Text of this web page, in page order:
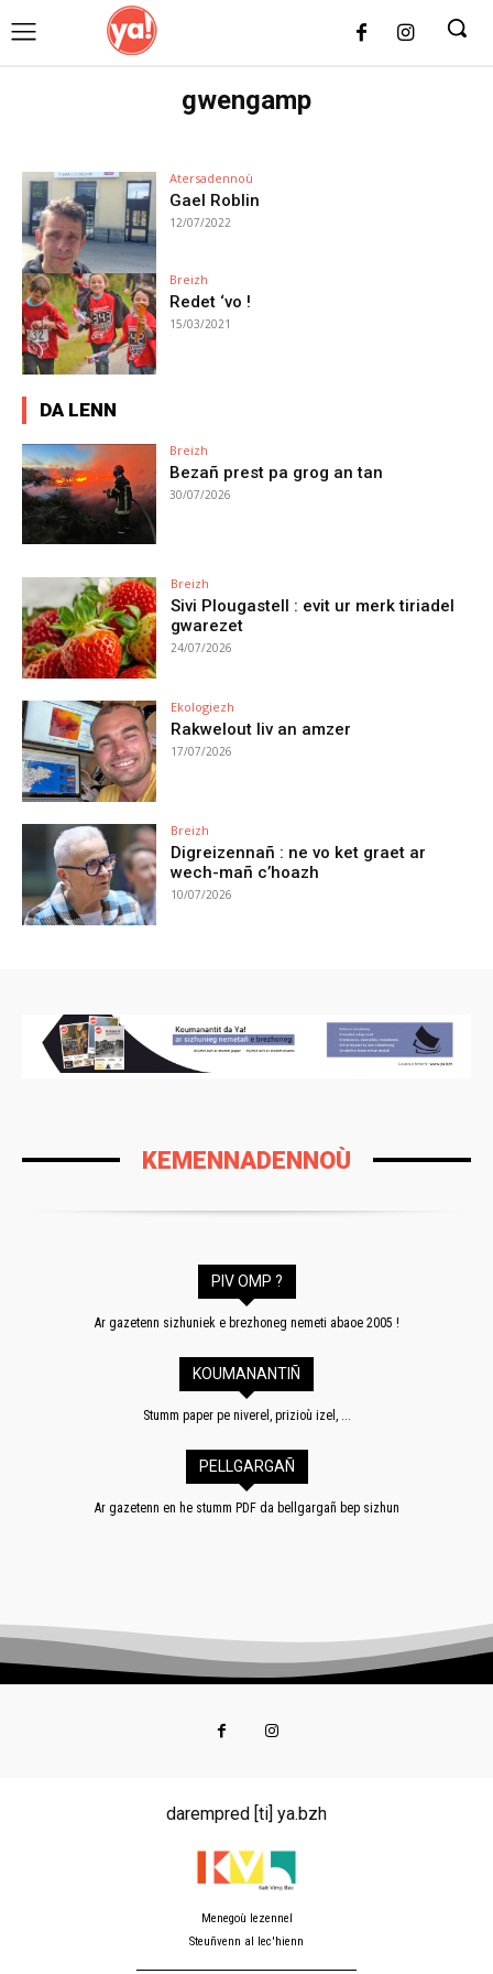
gwengamp
Atersadennoù
Gael Roblin
12/07/2022
Breizh
Redet ‘vo !
15/03/2021
DA LENN
Breizh
Bezañ prest pa grog an tan
30/07/2026
Breizh
Sivi Plougastell : evit ur merk tiriadel
gwarezet
24/07/2026
Ekologiezh
Rakwelout liv an amzer
17/07/2026
Breizh
Digreizennañ : ne vo ket graet ar
wech-mañ c’hoazh
10/07/2026
KEMENNADENNOÙ
PIV OMP ?
Ar gazetenn sizhuniek e brezhoneg nemeti abaoe 2005 !
KOUMANANTIÑ
Stumm paper pe niverel, prizioù izel, ...
PELLGARGAÑ
Ar gazetenn en he stumm PDF da bellgargañ bep sizhun
darempred [ti] ya.bzh
Menegoù lezennel
Steuñvenn al lec'hienn